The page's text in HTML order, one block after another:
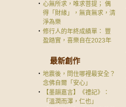
‧ 心無所求，唯求菩提； 偶
得「財緣」，無貪無求，清
淨為樂
‧ 修行人的年終成績單： 豐
盈踏實，喜樂自在2023年
最新創作
‧ 地震後，問住哪裡最安全？
念佛自爾「安心」
‧
【墨韻嘉言】《禮記》：
「溫潤而澤，仁也」